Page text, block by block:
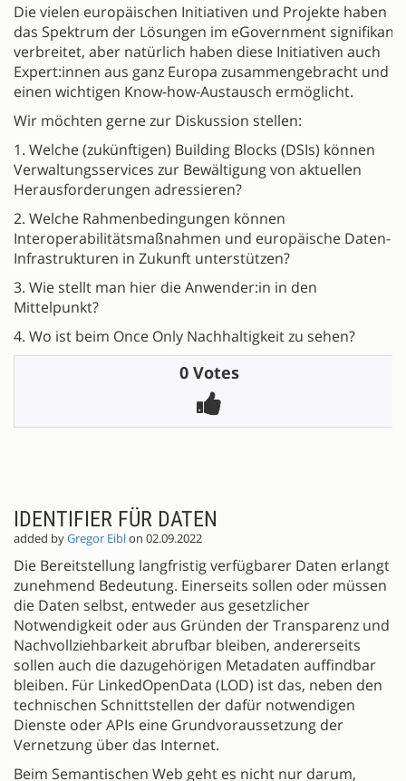
Die vielen europäischen Initiativen und Projekte haben
das Spektrum der Lösungen im eGovernment signifikant
verbreitet, aber natürlich haben diese Initiativen auch
Expert:innen aus ganz Europa zusammengebracht und
einen wichtigen Know-how-Austausch ermöglicht.
Wir möchten gerne zur Diskussion stellen:
1. Welche (zukünftigen) Building Blocks (DSIs) können
Verwaltungsservices zur Bewältigung von aktuellen
Herausforderungen adressieren?
2. Welche Rahmenbedingungen können
Interoperabilitätsmaßnahmen und europäische Daten-
Infrastrukturen in Zukunft unterstützen?
3. Wie stellt man hier die Anwender:in in den
Mittelpunkt?
4. Wo ist beim Once Only Nachhaltigkeit zu sehen?
0 Votes
IDENTIFIER FÜR DATEN
added byGregor Eiblon 02.09.2022
Die Bereitstellung langfristig verfügbarer Daten erlangt
zunehmend Bedeutung. Einerseits sollen oder müssen
die Daten selbst, entweder aus gesetzlicher
Notwendigkeit oder aus Gründen der Transparenz und
Nachvollziehbarkeit abrufbar bleiben, andererseits
sollen auch die dazugehörigen Metadaten auffindbar
bleiben. Für LinkedOpenData (LOD) ist das, neben den
technischen Schnittstellen der dafür notwendigen
Dienste oder APIs eine Grundvoraussetzung der
Vernetzung über das Internet.
Beim Semantischen Web geht es nicht nur darum,